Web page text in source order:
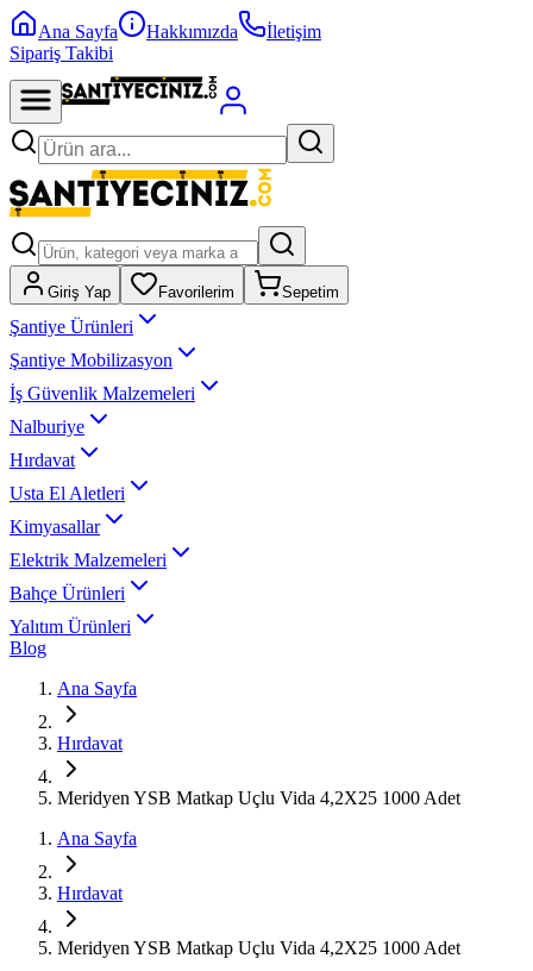
Ana Sayfa Hakkımızda
İletişim
Sipariş Takibi
Giriş Yap Favorilerim Sepetim
Şantiye Ürünleri
Şantiye Mobilizasyon
İş Güvenlik Malzemeleri
Nalburiye
Hırdavat
Usta El Aletleri
Kimyasallar
Elektrik Malzemeleri
Bahçe Ürünleri
Yalıtım Ürünleri
Blog
Ana Sayfa
Hırdavat
Meridyen YSB Matkap Uçlu Vida 4,2X25 1000 Adet
Ana Sayfa
Hırdavat
Meridyen YSB Matkap Uçlu Vida 4,2X25 1000 Adet